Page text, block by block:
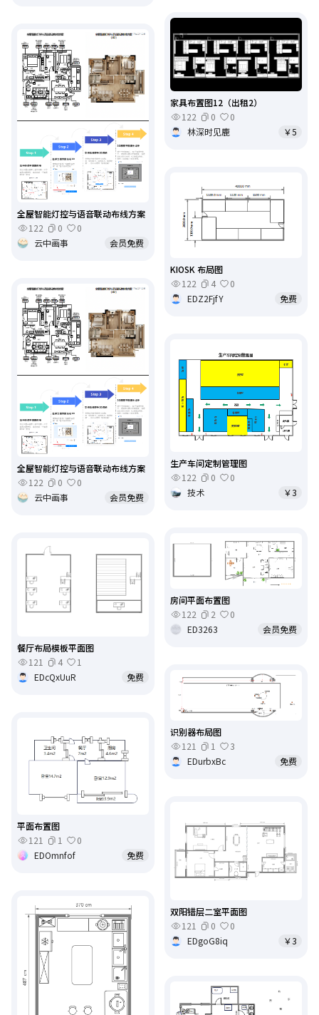
家具布置图12（出租2）
122
0
0
林深时见鹿
￥5
全屋智能灯控与语音联动布线方案
122
0
0
云中画事
会员免费
KIOSK 布局图
122
4
0
EDZ2FjfY
免费
全屋智能灯控与语音联动布线方案
122
0
0
云中画事
会员免费
生产车间定制管理图
122
0
0
技术
￥3
房间平面布置图
122
2
0
ED3263
会员免费
餐厅布局模板平面图
121
4
1
EDcQxUuR
免费
识别器布局图
121
1
3
EDurbxBc
免费
平面布置图
121
1
0
EDOmnfof
免费
双阳错层二室平面图
121
0
0
EDgoG8iq
￥3